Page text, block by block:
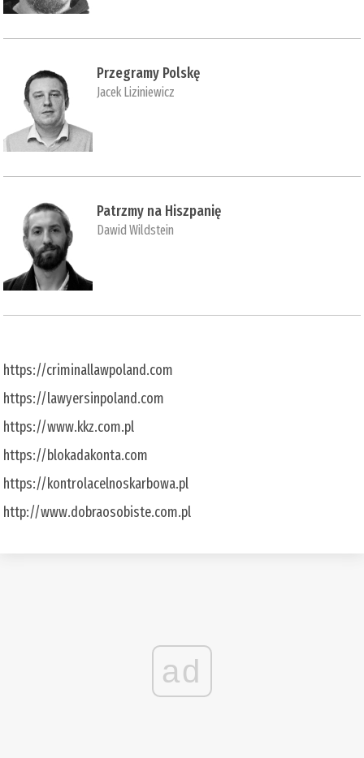
Przegramy Polskę
Jacek Liziniewicz
Patrzmy na Hiszpanię
Dawid Wildstein
https://criminallawpoland.com
https://lawyersinpoland.com
https://www.kkz.com.pl
https://blokadakonta.com
https://kontrolacelnoskarbowa.pl
http://www.dobraosobiste.com.pl
ad